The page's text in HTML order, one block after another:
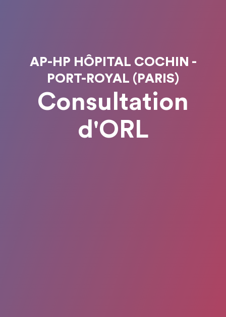
AP-HP HÔPITAL COCHIN -
PORT-ROYAL (PARIS)
Consultation
d'ORL